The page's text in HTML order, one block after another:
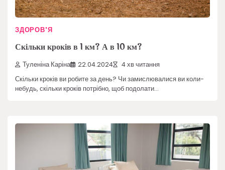
ЗДОРОВ'Я
Скільки кроків в 1 км? А в 10 км?
Туленіна Каріна 22.04.2024 4 хв читання
Скільки кроків ви робите за день? Чи замислювалися ви коли-
небудь, скільки кроків потрібно, щоб подолати…